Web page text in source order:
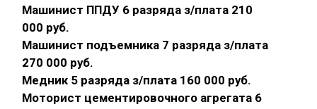
Машинист ППДУ 6 разряда з/плата 210
000 руб.
Машинист подъемника 7 разряда з/плата
270 000 руб.
Медник 5 разряда з/плата 160 000 руб.
Моторист цементировочного агрегата 6